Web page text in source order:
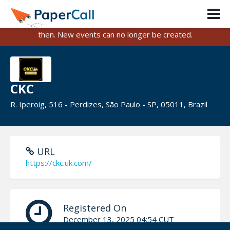
PaperCall is shutting down on August 31, 2026.
Existing events and submissions will remain available until
then. New events can no longer be created.
CKC
R. Iperoig, 516 - Perdizes, São Paulo - SP, 05011, Brazil
URL
https://ckc.uk.com/
Registered On
December 13, 2025 04:54 CUT